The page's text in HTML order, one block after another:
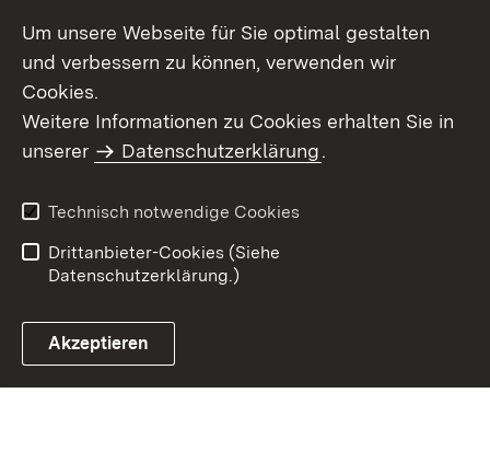
ZSL Startseite
Um unsere Webseite für Sie optimal gestalten
und verbessern zu können, verwenden wir
Cookies.
Weitere Informationen zu Cookies erhalten Sie in
unserer
Datenschutzerklärung.
Technisch notwendige Cookies
Drittanbieter-Cookies (Siehe
Datenschutzerklärung.)
Akzeptieren